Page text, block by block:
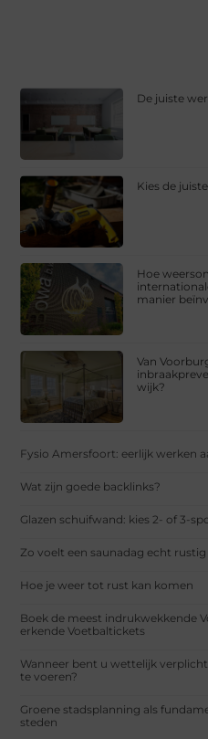
De juiste
Kies de
Hoe
manier
Van
wijk?
Fysio Amersfoort: eerlijk werken
Wat zijn goede backlinks?
Glazen schuifwand: kies 2- of 3-
Zo voelt een saunadag echt rustig
Hoe je weer tot rust kan komen
Boek de meest indrukwekkende
erkende Voetbaltickets
Wanneer bent u wettelijk
te voeren?
Groene stadsplanning als
steden